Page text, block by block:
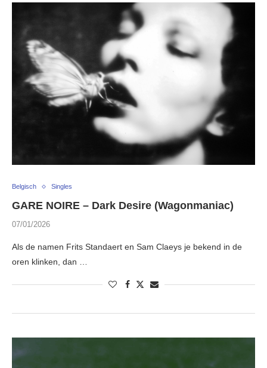
Belgisch Singles
GARE NOIRE – Dark Desire (Wagonmaniac)
07/01/2026
Als de namen Frits Standaert en Sam Claeys je bekend in de
oren klinken, dan …